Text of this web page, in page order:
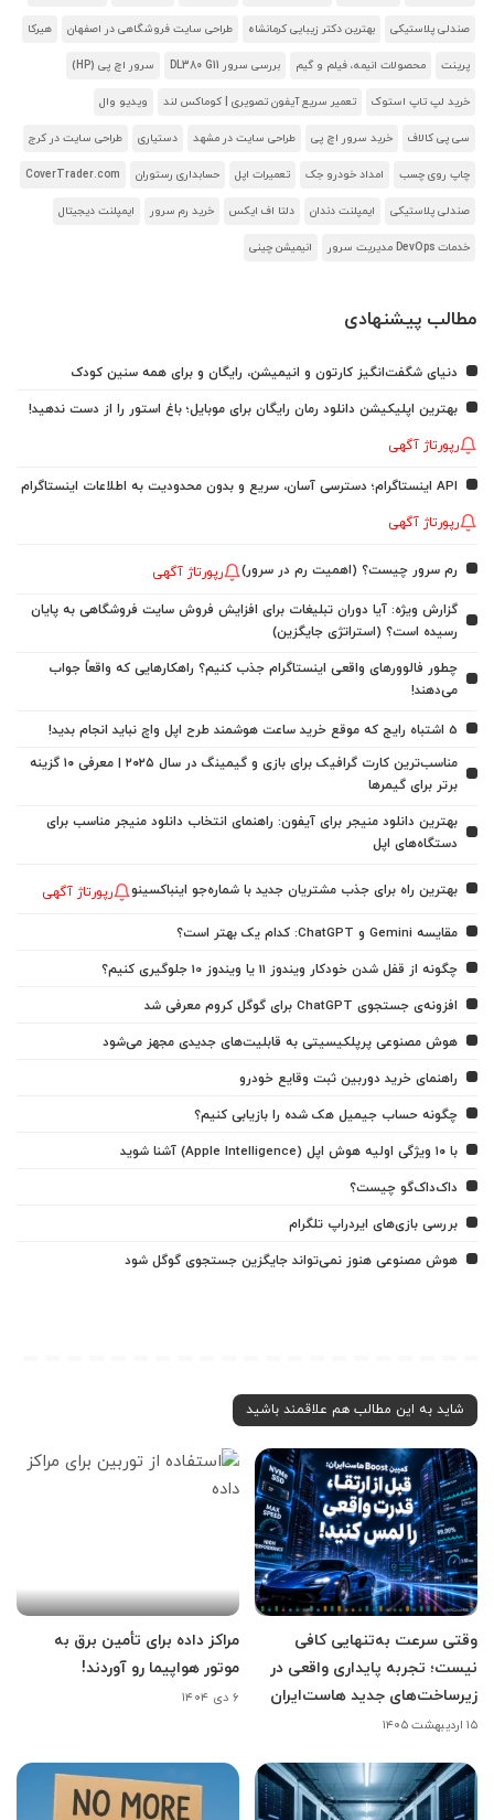
صندلی پلاستیکی بهترین دکتر زیبایی کرمانشاه طراحی سایت فروشگاهی در اصفهان هیرکا
پرینت محصولات انیمه، فیلم و گیم بررسی سرور DL380 G11 سرور اچ پی (HP)
خرید لپ تاپ استوک تعمیر سریع آیفون تصویری | کوماکس لند ویدیو وال
سی پی کالاف خرید سرور اچ پی طراحی سایت در مشهد دستیاری طراحی سایت در کرج
چاپ روی چسب امداد خودرو جک تعمیرات اپل حسابداری رستوران CoverTrader.com
صندلی پلاستیکی ایمپلنت دندان دلتا اف ایکس خرید رم سرور ایمپلنت دیجیتال
خدمات DevOps مدیریت سرور انیمیشن چینی
مطالب پیشنهادی
دنیای شگفت‌انگیز کارتون و انیمیشن، رایگان و برای همه سنین کودک
بهترین اپلیکیشن دانلود رمان رایگان برای موبایل؛ باغ استور را از دست ندهید!
رپورتاژ آگهی
API اینستاگرام؛ دسترسی آسان، سریع و بدون محدودیت به اطلاعات اینستاگرام
رپورتاژ آگهی
رم سرور چیست؟ (اهمیت رم در سرور) رپورتاژ آگهی
گزارش ویژه: آیا دوران تبلیغات برای افزایش فروش سایت فروشگاهی به پایان
رسیده است؟ (استراتژی جایگزین)
چطور فالوورهای واقعی اینستاگرام جذب کنیم؟ راهکارهایی که واقعاً جواب
می‌دهند!
5 اشتباه رایج که موقع خرید ساعت هوشمند طرح اپل واچ نباید انجام بدید!
مناسب‌ترین کارت گرافیک برای بازی و گیمینگ در سال ۲۰۲۵ | معرفی ۱۰ گزینه
برتر برای گیمرها
بهترین دانلود منیجر برای آیفون: راهنمای انتخاب دانلود منیجر مناسب برای
دستگاه‌های اپل
بهترین راه برای جذب مشتریان جدید با شماره‌جو اینباکسینو رپورتاژ آگهی
مقایسه Gemini و ChatGPT: کدام یک بهتر است؟
چگونه از قفل شدن خودکار ویندوز 11 یا ویندوز 10 جلوگیری کنیم؟
افزونه‌ی جستجوی ChatGPT برای گوگل کروم معرفی شد
هوش مصنوعی پرپلکیسیتی به قابلیت‌های جدیدی مجهز می‌شود
راهنمای خرید دوربین ثبت وقایع خودرو
چگونه حساب جیمیل هک شده را بازیابی کنیم؟
با ۱۰ ویژگی اولیه هوش اپل (Apple Intelligence) آشنا شوید
داک‌داک‌گو چیست؟
بررسی بازی‌های ایردراپ تلگرام
هوش مصنوعی هنوز نمی‌تواند جایگزین جستجوی گوگل شود
شاید به این مطالب هم علاقمند باشید
وقتی سرعت به‌تنهایی کافی
نیست؛ تجربه پایداری واقعی در
زیرساخت‌های جدید هاست‌ایران
۱۵ اردیبهشت ۱۴۰۵
مراکز داده برای تأمین برق به
موتور هواپیما رو آوردند!
۶ دی ۱۴۰۴